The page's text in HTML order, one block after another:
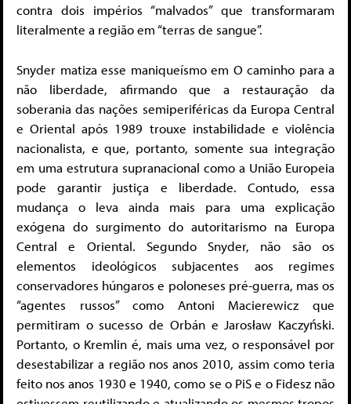
contra dois impérios “malvados” que transformaram
literalmente a região em “terras de sangue”.
Snyder matiza esse maniqueísmo em O caminho para a
não liberdade, afirmando que a restauração da
soberania das nações semiperiféricas da Europa Central
e Oriental após 1989 trouxe instabilidade e violência
nacionalista, e que, portanto, somente sua integração
em uma estrutura supranacional como a União Europeia
pode garantir justiça e liberdade. Contudo, essa
mudança o leva ainda mais para uma explicação
exógena do surgimento do autoritarismo na Europa
Central e Oriental. Segundo Snyder, não são os
elementos ideológicos subjacentes aos regimes
conservadores húngaros e poloneses pré-guerra, mas os
“agentes russos” como Antoni Macierewicz que
permitiram o sucesso de Orbán e Jarosław Kaczyński.
Portanto, o Kremlin é, mais uma vez, o responsável por
desestabilizar a região nos anos 2010, assim como teria
feito nos anos 1930 e 1940, como se o PiS e o Fidesz não